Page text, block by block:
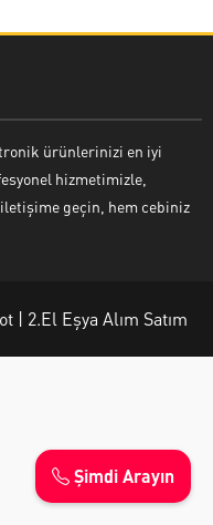
ürünlerinizi en iyi
hizmetimizle,
geçin, hem cebiniz
| 2.El Eşya Alım Satım
Şimdi Arayın